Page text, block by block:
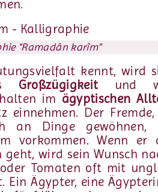
"Ramadân karîm"
kennt, wird
Großzügigkeitund
im ägyptischen
einnehmen. Der
an Dinge gewöhnen,
vorkommen. Wenn er
wird sein Wunsch
Tomaten oft mit
Ein Ägypter, eine